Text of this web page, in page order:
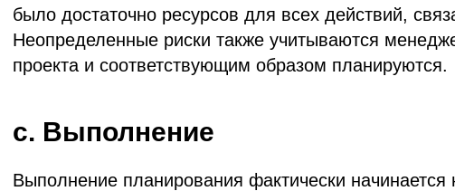
было достаточно ресурсов для всех действий,
Неопределенные риски также учитываются
проекта и соответствующим образом планируются.
c. Выполнение
Выполнение планирования фактически